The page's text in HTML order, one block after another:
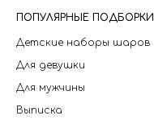
ПОПУЛЯРНЫЕ ПОДБОРКИ
Детские наборы шаров
Для девушки
Для мужчины
Выписка